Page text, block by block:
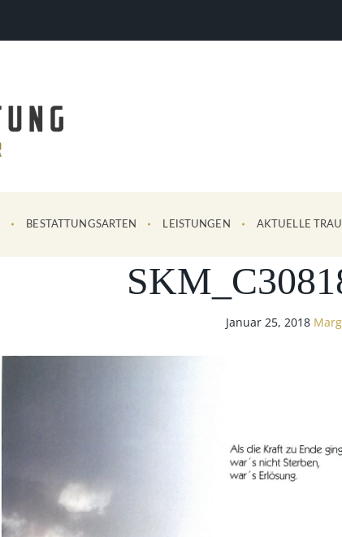
BESTATTUNGSARTEN LEISTUNGEN AKTUELLE
Januar 25, 2018